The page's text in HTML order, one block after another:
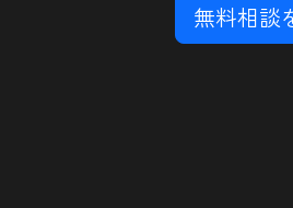
無料相談